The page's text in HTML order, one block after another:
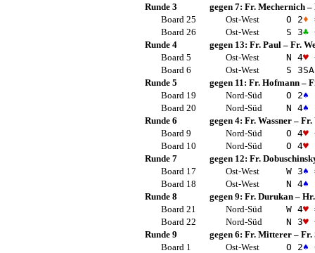
Runde 3
gegen 7: Fr. Mechernich –
Board 25
Ost-West O 2♦
Board 26
Ost-West S 3♣
Runde 4
gegen 13: Fr. Paul – Fr.
Board 5
Ost-West N 4♥
Board 6
Ost-West S 3SA
Runde 5
gegen 11: Fr. Hofmann –
Board 19
Nord-Süd O 2♠
Board 20
Nord-Süd N 4♠
Runde 6
gegen 4: Fr. Wassner – Fr.
Board 9
Nord-Süd O 4♥
Board 10
Nord-Süd O 4♥
Runde 7
gegen 12: Fr.
Board 17
Ost-West W 3♠
Board 18
Ost-West N 4♠
Runde 8
gegen 9: Fr. Durukan –
Board 21
Nord-Süd W 4♥
Board 22
Nord-Süd N 3♥
Runde 9
gegen 6: Fr. Mitterer – Fr.
Board 1
Ost-West O 2♠